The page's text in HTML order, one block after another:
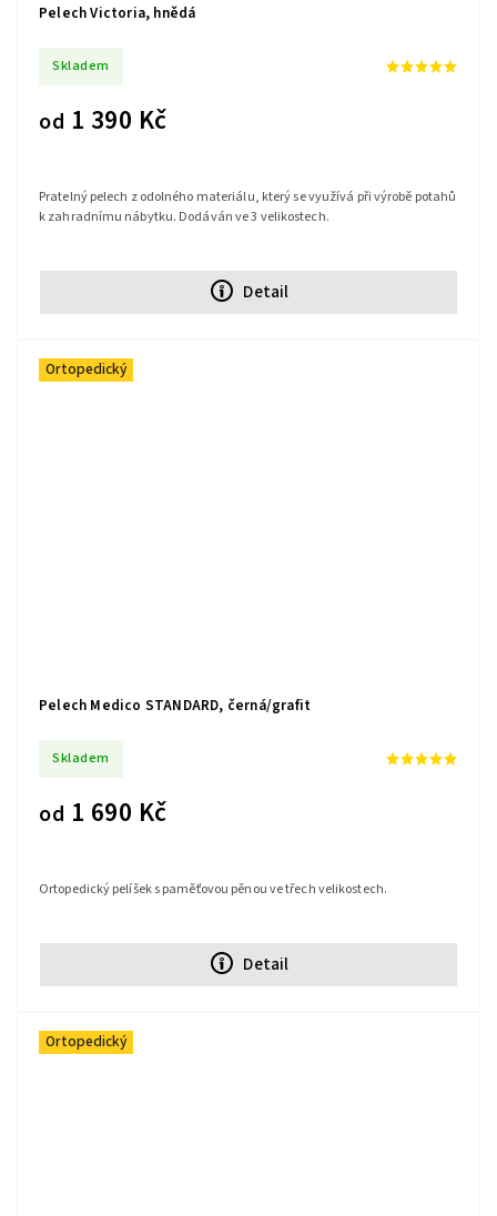
Pelech Victoria, hnědá
Skladem
od 1 390 Kč
Detail
Pratelný pelech z odolného materiálu, který se využívá při výrobě potahů
k zahradnímu nábytku. Dodáván ve 3 velikostech.
Ortopedický
Pelech Medico STANDARD, černá/grafit
Skladem
od 1 690 Kč
Detail
Ortopedický pelíšek s paměťovou pěnou ve třech velikostech.
Ortopedický